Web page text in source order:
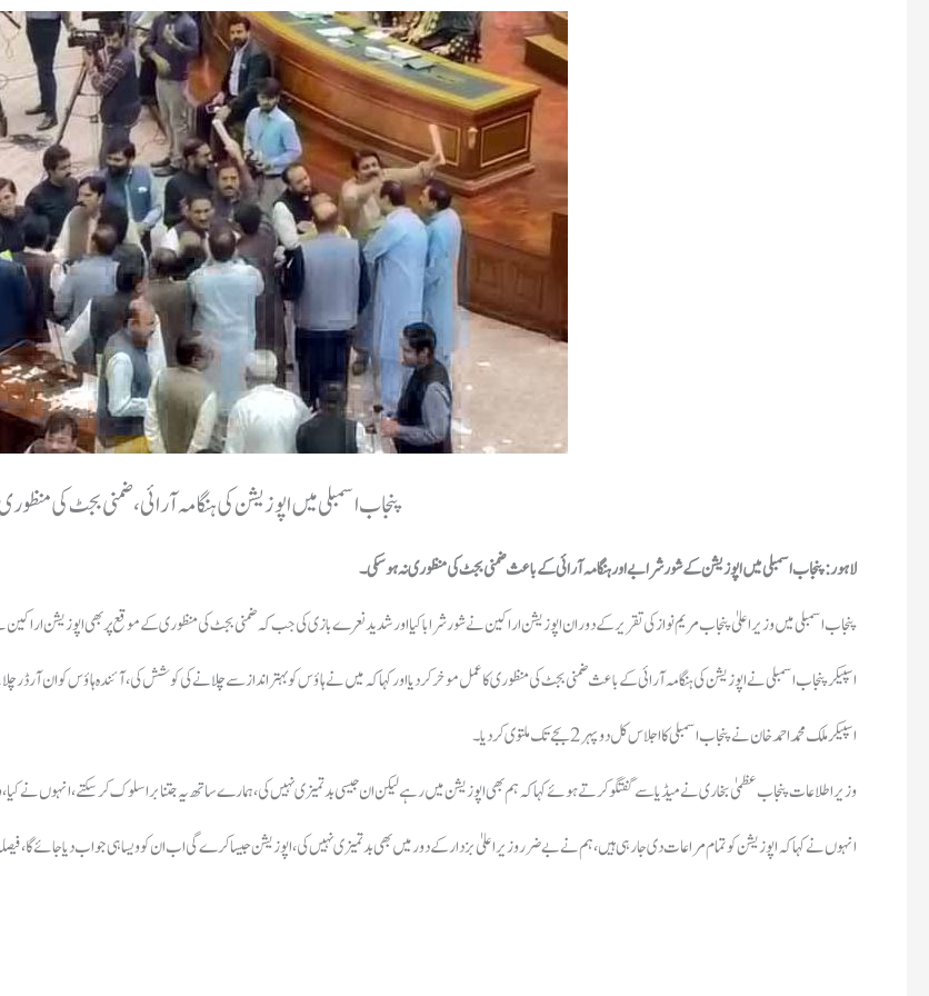
پنجاب اسمبلی میں اپوزیشن کی ہنگامہ آرائی، ضمنی بجٹ کی
لاہور: پنجاب اسمبلی میں اپوزیشن کے شور شرابے اور ہنگامہ آرائی کے باعث ضمنی بجٹ کی منظوری نہ ہوسکی۔
پنجاب اسمبلی میں وزیراعلیٰ پنجاب مریم نواز کی تقریر کے دوران اپوزیشن اراکین نے شور شرابا کیا اور شدید نعرے بازی کی جب کہ ضمنی بجٹ کی منظوری کے موقع پر بھی اپوزیشن اراکین
اسپیکر پنجاب اسمبلی نے اپوزیشن کی ہنگامہ آرائی کے باعث ضمنی بجٹ کی منظوری کا عمل موخر کردیا اور کہا کہ میں نے ہاؤس کو بہتر انداز سے چلانے کی کوشش کی، آئندہ ہاؤس کو ان آرڈر
اسپیکر ملک محمد احمد خان نے پنجاب اسمبلی کا اجلاس کل دوپہر 2 بجے تک ملتوی کردیا۔
وزیراطلاعات پنجاب عظمیٰ بخاری نے میڈیا سے گفتگو کرتے ہوئے کہا کہ ہم بھی اپوزیشن میں رہے لیکن ان جیسی بدتمیزی نہیں کی، ہمارے ساتھ یہ جتنا برا سلوک کرسکتے، انہوں نے
انہوں نے کہا کہ اپوزیشن کو تمام مراعات دی جارہی ہیں، ہم نے بے ضرر وزیراعلیٰ بزدار کے دور میں بھی بدتمیزی نہیں کی، اپوزیشن جیسا کرے گی اب ان کو ویسا ہی جواب دیا جائےگا،